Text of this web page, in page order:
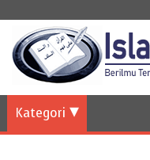
Kategori